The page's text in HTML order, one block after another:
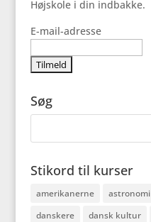
Højskole i din indbakke.
E-mail-adresse
Søg
Stikord til kurser
amerikanerne astronomi
danskere
dansk kultur